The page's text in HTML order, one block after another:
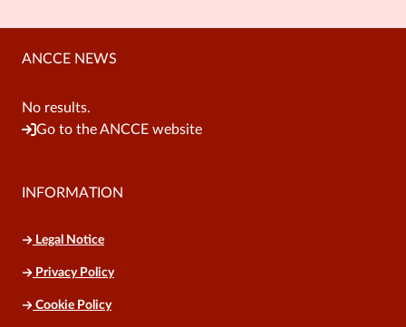
Eigentümerwechsels (619)
züchtercode (700-802)
ANCCE NEWS
No results.
Go to the ANCCE website
INFORMATION
Legal Notice
Privacy Policy
Cookie Policy